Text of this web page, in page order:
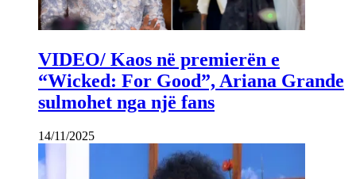
VIDEO/ Kaos në premierën e
“Wicked: For Good”, Ariana Grande
sulmohet nga një fans
14/11/2025